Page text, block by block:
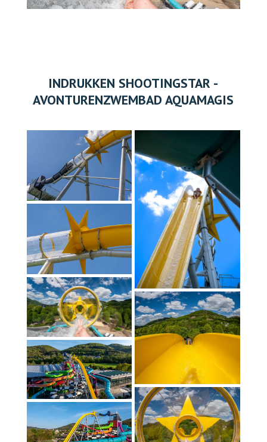
INDRUKKEN SHOOTINGSTAR -
AVONTURENZWEMBAD AQUAMAGIS